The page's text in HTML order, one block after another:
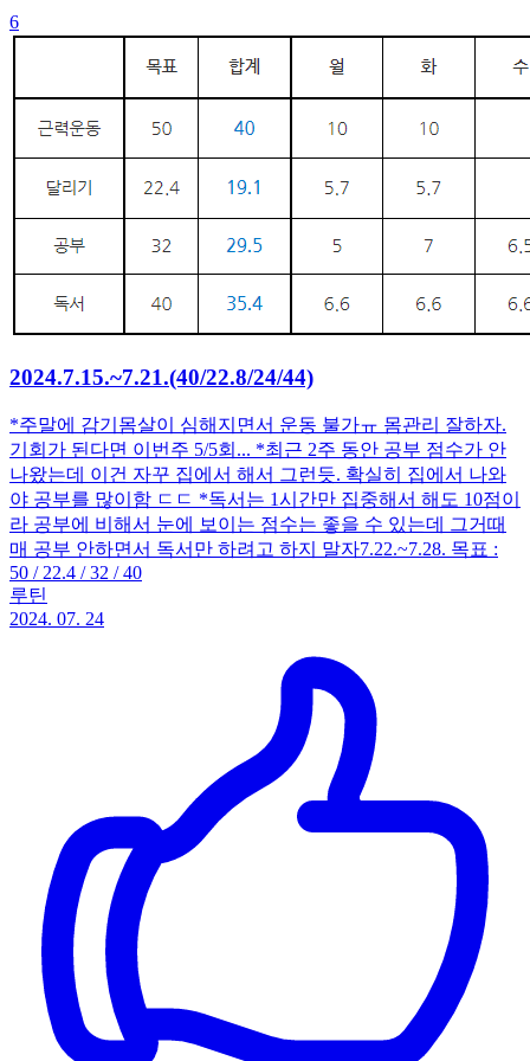
6
2024.7.15.~7.21.(40/22.8/24/44)
*주말에 감기몸살이 심해지면서 운동 불가ㅠ 몸관리 잘하자.
기회가 된다면 이번주 5/5회... *최근 2주 동안 공부 점수가 안
나왔는데 이건 자꾸 집에서 해서 그런듯. 확실히 집에서 나와
야 공부를 많이함 ㄷㄷ *독서는 1시간만 집중해서 해도 10점이
라 공부에 비해서 눈에 보이는 점수는 좋을 수 있는데 그거때
매 공부 안하면서 독서만 하려고 하지 말자 ​ 7.22.~7.28. 목표 :
50 / 22.4 / 32 / 40
루틴
2024. 07. 24